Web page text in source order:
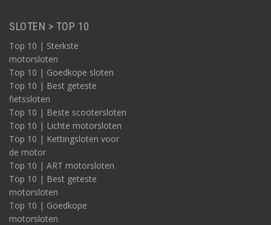
SLOTEN > TOP 10
Top 10 | Sterkste
motorsloten
Top 10 | Goedkope sloten
Top 10 | Best geteste
fietssloten
Top 10 | Beste scootersloten
Top 10 | Lichte motorsloten
Top 10 | Kettingsloten voor
de motor
Top 10 | ART motorsloten
Top 10 | Best geteste
motorsloten
Top 10 | Goedkope
motorsloten